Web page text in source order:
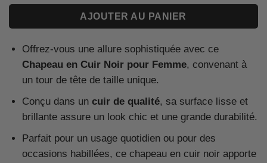
AJOUTER AU PANIER
Offrez-vous une allure sophistiquée avec ce
Chapeau en Cuir Noir pour Femme, convenant à
un tour de tête de taille unique.
Conçu dans un cuir de qualité, sa surface lisse et
brillante assure un look chic et une grande durabilité.
Parfait pour un usage quotidien ou pour des
occasions habillées, ce chapeau en cuir noir apporte